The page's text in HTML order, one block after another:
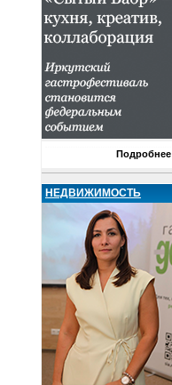
Подробнее
НЕДВИЖИМОСТЬ